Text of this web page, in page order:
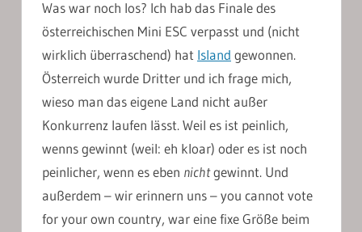
Was war noch los? Ich hab das Finale des
österreichischen Mini ESC verpasst und (nicht
wirklich überraschend) hat Island gewonnen.
Österreich wurde Dritter und ich frage mich,
wieso man das eigene Land nicht außer
Konkurrenz laufen lässt. Weil es ist peinlich,
wenns gewinnt (weil: eh kloar) oder es ist noch
peinlicher, wenn es eben nichtgewinnt. Und
außerdem – wir erinnern uns – you cannot vote
for your own country, war eine fixe Größe beim